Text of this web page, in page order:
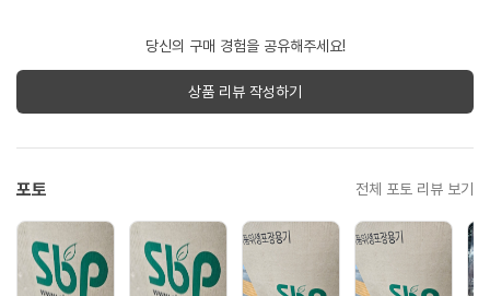
당신의 구매 경험을 공유해주세요!
상품 리뷰 작성하기
포토 전체 포토 리뷰 보기